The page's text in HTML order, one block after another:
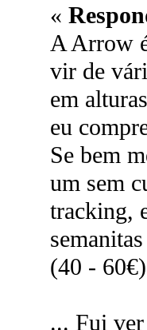
«
A Arrow
vir de
em
eu
Se bem
um sem
tracking,
(40 -
... Fui ver